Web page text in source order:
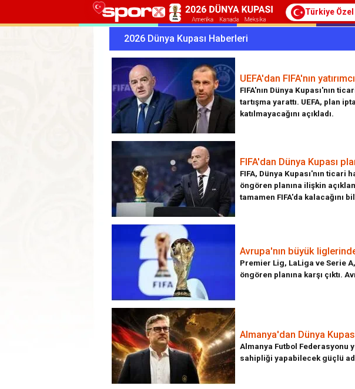
Türkiye Özel
2026 Dünya Kupası Haberleri
UEFA'dan FIFA'nın
FIFA'nın Dünya Kupası'nın
tartışma yarattı. UEFA, plan
katılmayacağını açıkladı.
FIFA'dan Dünya Kupası
FIFA, Dünya Kupası'nın ticari
öngören planına ilişkin
tamamen FIFA'da kalacağını
Avrupa'nın büyük
Premier Lig, LaLiga ve Serie A,
öngören planına karşı çıktı.
Almanya'dan Dünya
Almanya Futbol Federasyonu
sahipliği yapabilecek güçlü